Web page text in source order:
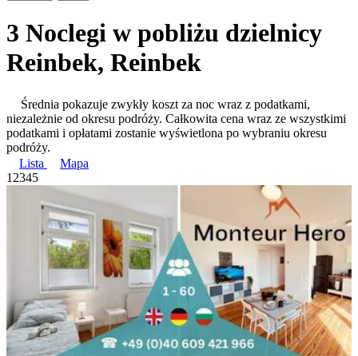
3 Noclegi w pobliżu dzielnicy
Reinbek, Reinbek
Średnia pokazuje zwykły koszt za noc wraz z podatkami,
niezależnie od okresu podróży. Całkowita cena wraz ze wszystkimi
podatkami i opłatami zostanie wyświetlona po wybraniu okresu
podróży.
Lista
Mapa
1 2345